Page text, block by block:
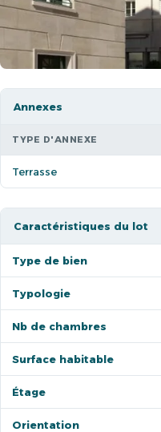
Annexes
TYPE D'ANNEXE
Terrasse
Caractéristiques du lot
Type de bien
Typologie
Nb de chambres
Surface habitable
Étage
Orientation